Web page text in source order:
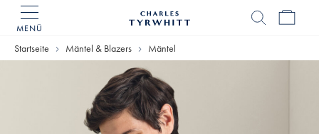
MENÜ
Home
Startseite Mäntel & Blazers Mäntel